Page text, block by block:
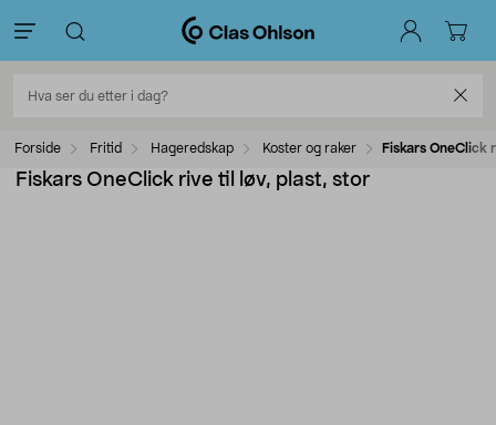
Forside Fritid Hageredskap Koster og raker Fiskars OneClick
Fiskars OneClick rive til løv, plast, stor